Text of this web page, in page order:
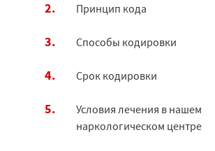
Принцип кода
Способы кодировки
Срок кодировки
Условия лечения в нашем
наркологическом центре